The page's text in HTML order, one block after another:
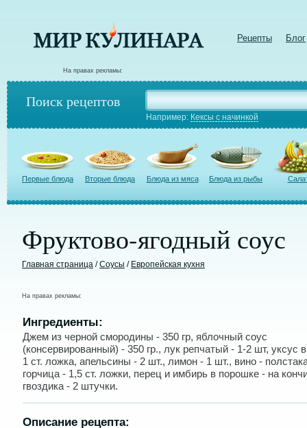
Рецепты Блог
На правах рекламы:
Поиск рецептов
Например: Кексы с начинкой
Первые блюда Вторые блюда Блюда из мяса Блюда из рыбы
Фруктово-ягодный соус
Главная страница /Соусы / Европейская кухня
На правах рекламы:
Ингредиенты:
Джем из черной смородины - 350 гр, яблочный соус
(консервированный) - 350 гр., лук репчатый - 1-2 шт, уксус
1 ст. ложка, апельсины - 2 шт., лимон - 1 шт., вино -
горчица - 1,5 ст. ложки, перец и имбирь в порошке - на
гвоздика - 2 штучки.
Описание рецепта: